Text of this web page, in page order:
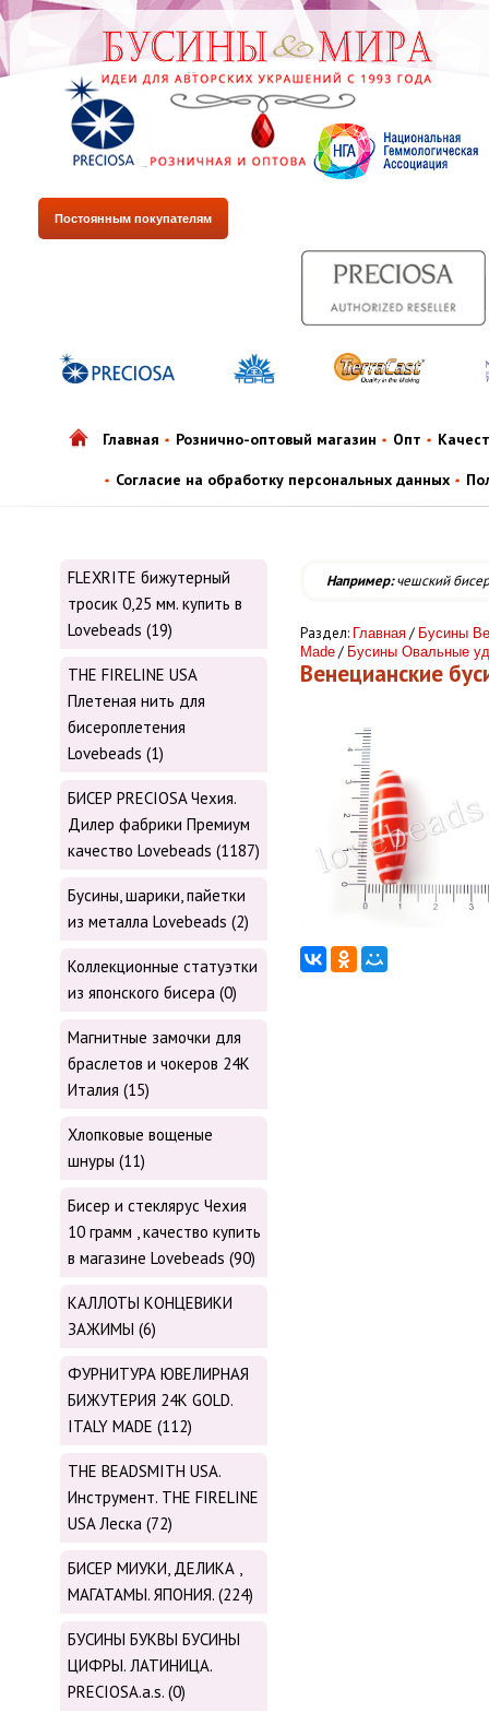
Постоянным покупателям
Главная Рознично-оптовый магазин Опт
Согласие на обработку персональных данных
FLEXRITE бижутерный
тросик 0,25 мм. купить в
Lovebeads (19)
THE FIRELINE USA
Плетеная нить для
бисероплетения
Lovebeads (1)
БИСЕР PRECIOSA Чехия.
Дилер фабрики Премиум
качество Lovebeads (1187)
Бусины, шарики, пайетки
из металла Lovebeads (2)
Коллекционные статуэтки
из японского бисера (0)
Магнитные замочки для
браслетов и чокеров 24К
Италия (15)
Хлопковые вощеные
шнуры (11)
Бисер и стеклярус Чехия
10 грамм , качество купить
в магазине Lovebeads (90)
КАЛЛОТЫ КОНЦЕВИКИ
ЗАЖИМЫ (6)
ФУРНИТУРА ЮВЕЛИРНАЯ
БИЖУТЕРИЯ 24К GOLD.
ITALY MADE (112)
THE BEADSMITH USA.
Инструмент. THE FIRELINE
USA Леска (72)
БИСЕР МИУКИ, ДЕЛИКА ,
МАГАТАМЫ. ЯПОНИЯ. (224)
БУСИНЫ БУКВЫ БУСИНЫ
ЦИФРЫ. ЛАТИНИЦА.
PRECIOSA.a.s. (0)
Например:чешский бисер
Раздел: Главная / Бусины
Made / Бусины Овальные
Венецианские